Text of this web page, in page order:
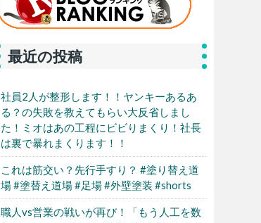
最近の投稿
社員2人が整形します！！ヤンキーあるあ
る？の失敗を教えてもらい大反省しまし
た！ミオはあの工程にビビりまくり！社長
は裏で暴れまくります！！
これは筋交い？先行手すり？ #塗り替え道
場 #塗替え道場 #足場 #外壁塗装 #shorts
職人vs営業の戦いが再び！「もう人工を数